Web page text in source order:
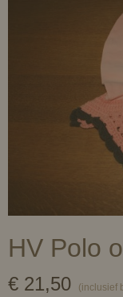
HV Polo
€ 21,50 (inclusief